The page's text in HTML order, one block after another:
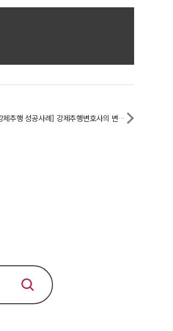
업무분야
세미나
대륜법률상담예약
[준강제추행 성공사례] 강제추행변호사의 변론을 통해 집행유예로 방어 성공!